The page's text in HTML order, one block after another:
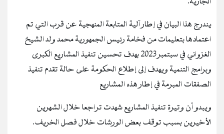
يندرج هذا البيان في إطار آلية المتابعة المنهجية عن قرب التي تم
اعتمادها بتعليمات من فخامة رئيس الجمهورية محمد ولد الشيخ
الغزواني في سبتمبر 2023 بهدف تحسين تنفيذ المشاريع الكبرى
وبرامج التنمية ويهدف إلى إطلاع الحكومة على حالة تقدم تنفيذ
الصفقات المبرمة في إطار هذه المشاريع
ويبدو أن وتيرة تنفيذ المشاريع شهدت تراجعا خلال الشهرين
الأخيرين بسبب توقف بعض الورشات خلال فصل الخريف.